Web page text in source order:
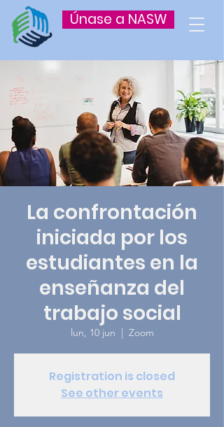
Únase a NASW
La confrontación
iniciada por los
estudiantes en la
enseñanza del
trabajo social
lun, 10 jun
  |
Zoom
Registration is closed
See other events